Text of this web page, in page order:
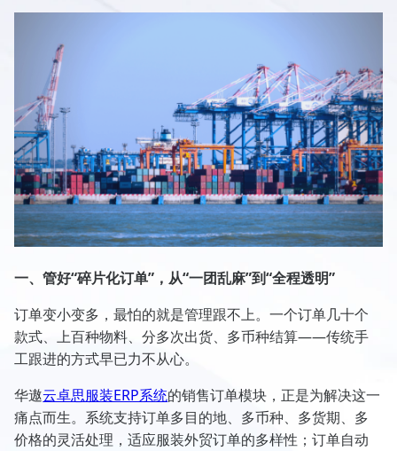
一、管好“碎片化订单”，从“一团乱麻”到“全程透明”
订单变小变多，最怕的就是管理跟不上。一个订单几十个
款式、上百种物料、分多次出货、多币种结算——传统手
工跟进的方式早已力不从心。
华遨云卓思服装ERP系统的销售订单模块，正是为解决这一
痛点而生。系统支持订单多目的地、多币种、多货期、多
价格的灵活处理，适应服装外贸订单的多样性；订单自动